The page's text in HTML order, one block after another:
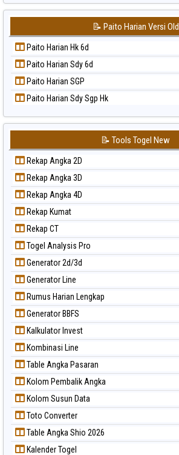
Paito Warna Sydney
Paito Warna Sydney Lottery
Paito Warna Sydney Lottery 6d
Paito Warna Sydney Lotto
Paito Warna Sydney Pools 6d
Paito Warna Taipei
📝 Paito Harian Versi Old
Paito Harian Hk 6d
Paito Harian Sdy 6d
Paito Harian SGP
Paito Harian Sdy Sgp Hk
📝 Tools Togel New
Rekap Angka 2D
Rekap Angka 3D
Rekap Angka 4D
Rekap Kumat
Rekap CT
Togel Analysis Pro
Generator 2d/3d
Generator Line
Rumus Harian Lengkap
Generator BBFS
Kalkulator Invest
Kombinasi Line
Table Angka Pasaran
Kolom Pembalik Angka
Kolom Susun Data
Toto Converter
Table Angka Shio 2026
Kalender Togel